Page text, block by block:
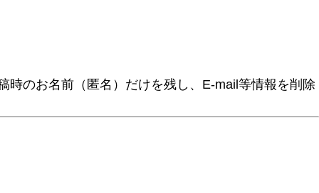
のお名前（匿名）だけを残し、E-mail等情報を削除